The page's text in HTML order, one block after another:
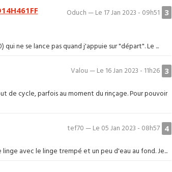
3
Oduch — Le 17 Jan 2023 - 09h51
qui ne se lance pas quand j'appuie sur "départ". Le ...
3
Valou — Le 16 Jan 2023 - 11h26
de cycle, parfois au moment du rinçage. Pour pouvoir
4
tef70 — Le 05 Jan 2023 - 08h57
avec le linge trempé et un peu d'eau au fond. Je...